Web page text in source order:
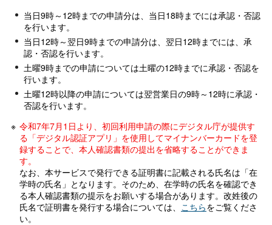
当日9時～12時までの申請分は、当日18時までには承認・否認
を行います。
当日12時～翌日9時までの申請分は、翌日12時までには、承
認・否認を行います。
土曜9時までの申請については土曜の12時までに承認・否認を
行います。
土曜12時以降の申請については翌営業日の9時～12時に承認・
否認を行います。
令和7年7月1日より、初回利用申請の際にデジタル庁が提供す
る「デジタル認証アプリ」を使用してマイナンバーカードを登
録することで、本人確認書類の提出を省略することができま
す。
なお、本サービスで発行できる証明書に記載される氏名は「在
学時の氏名」となります。そのため、在学時の氏名を確認でき
る本人確認書類の提示をお願いする場合があります。改姓後の
氏名で証明書を発行する場合については、 こちらをご覧くださ
い。